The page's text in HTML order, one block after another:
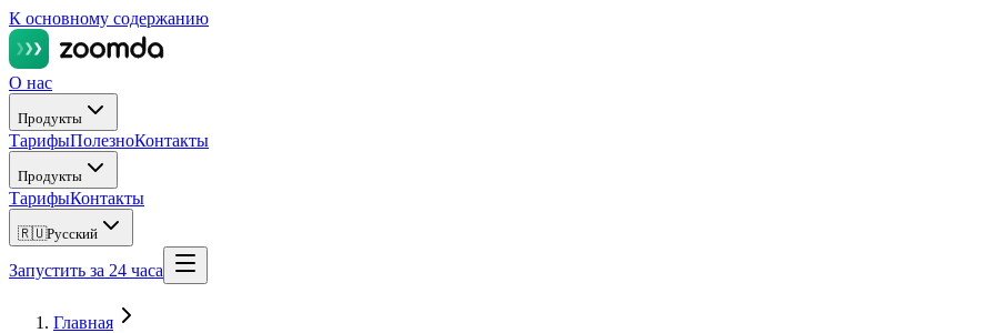
К основному содержанию
О нас
Продукты
ТарифыПолезноКонтакты
Продукты
ТарифыКонтакты
🇷🇺Русский
Запустить за 24 часа
Главная